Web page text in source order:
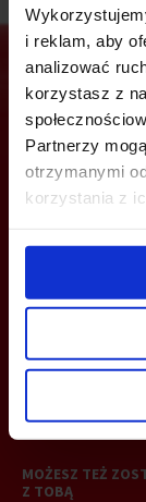
i reklam, aby
analizować
korzystasz z
Partnerzy
otrzymanymi
korzystania z
Jesteś
+48 12 294
MOŻESZ TEŻ
Z TOBĄ